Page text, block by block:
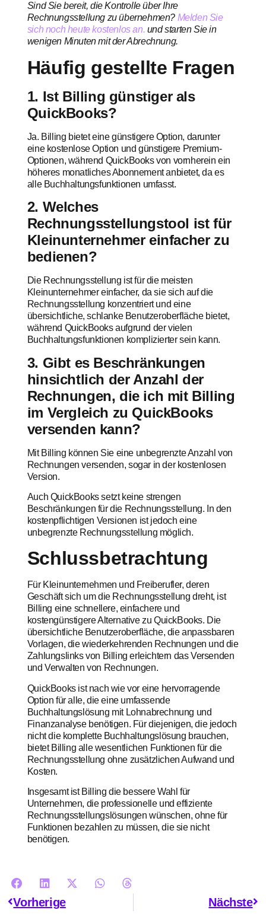
Sind Sie bereit, die Kontrolle über Ihre
Rechnungsstellung zu übernehmen? Melden Sie
sich noch heute kostenlos an. und starten Sie in
wenigen Minuten mit der Abrechnung.
Häufig gestellte Fragen
1. Ist Billing günstiger als
QuickBooks?
Ja. Billing bietet eine günstigere Option, darunter
eine kostenlose Option und günstigere Premium-
Optionen, während QuickBooks von vornherein ein
höheres monatliches Abonnement anbietet, da es
alle Buchhaltungsfunktionen umfasst.
2. Welches
Rechnungsstellungstool ist für
Kleinunternehmer einfacher zu
bedienen?
Die Rechnungsstellung ist für die meisten
Kleinunternehmer einfacher, da sie sich auf die
Rechnungsstellung konzentriert und eine
übersichtliche, schlanke Benutzeroberfläche bietet,
während QuickBooks aufgrund der vielen
Buchhaltungsfunktionen komplizierter sein kann.
3. Gibt es Beschränkungen
hinsichtlich der Anzahl der
Rechnungen, die ich mit Billing
im Vergleich zu QuickBooks
versenden kann?
Mit Billing können Sie eine unbegrenzte Anzahl von
Rechnungen versenden, sogar in der kostenlosen
Version.
Auch QuickBooks setzt keine strengen
Beschränkungen für die Rechnungsstellung. In den
kostenpflichtigen Versionen ist jedoch eine
unbegrenzte Rechnungsstellung möglich.
Schlussbetrachtung
Für Kleinunternehmen und Freiberufler, deren
Geschäft sich um die Rechnungsstellung dreht, ist
Billing eine schnellere, einfachere und
kostengünstigere Alternative zu QuickBooks. Die
übersichtliche Benutzeroberfläche, die anpassbaren
Vorlagen, die wiederkehrenden Rechnungen und die
Zahlungslinks von Billing erleichtern das Versenden
und Verwalten von Rechnungen.
QuickBooks ist nach wie vor eine hervorragende
Option für alle, die eine umfassende
Buchhaltungslösung mit Lohnabrechnung und
Finanzanalyse benötigen. Für diejenigen, die jedoch
nicht die komplette Buchhaltungslösung brauchen,
bietet Billing alle wesentlichen Funktionen für die
Rechnungsstellung ohne zusätzlichen Aufwand und
Kosten.
Insgesamt ist Billing die bessere Wahl für
Unternehmen, die professionelle und effiziente
Rechnungsstellungslösungen wünschen, ohne für
Funktionen bezahlen zu müssen, die sie nicht
benötigen.
Vorherige Nächste